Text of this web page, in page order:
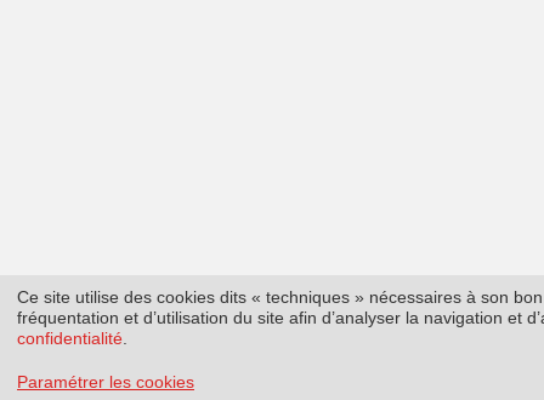
Ce site utilise des cookies dits « techniques » nécessaires à son
fréquentation et d’utilisation du site afin d’analyser la navigation et
confidentialité
Paramétrer les cookies